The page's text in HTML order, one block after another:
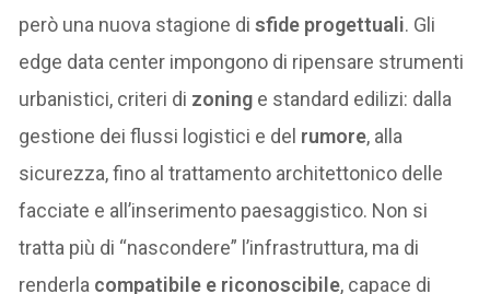
però una nuova stagione disfide progettuali. Gli
edge data center impongono di ripensare strumenti
urbanistici, criteri di zoning e standard edilizi: dalla
gestione dei flussi logistici e del rumore, alla
sicurezza, fino al trattamento architettonico delle
facciate e all’inserimento paesaggistico. Non si
tratta più di “nascondere” l’infrastruttura, ma di
renderla compatibile e riconoscibile, capace di